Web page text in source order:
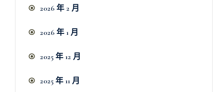
2026 年 2 月
2026 年 1 月
2025 年 12 月
2025 年 11 月